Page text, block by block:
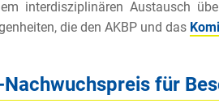
interdisziplinären Austausch
die den AKBP und das
Nachwuchspreis für